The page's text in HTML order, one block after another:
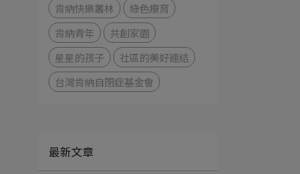
肯納快樂叢林
綠色療育
肯納青年
共創家園
星星的孩子
社區的美好連結
台灣肯納自閉症基金會
最新文章